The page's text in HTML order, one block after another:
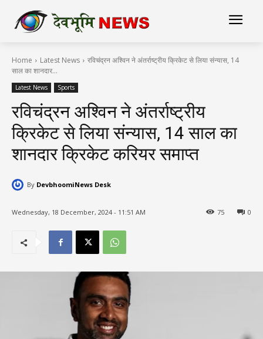
Home Latest News
रविचंद्रन अश्विन ने अंतर्राष्ट्रीय क्रिकेट से लिया संन्यास, 14
साल का शानदार...
Latest News Sports
रविचंद्रन अश्विन ने अंतर्राष्ट्रीय
क्रिकेट से लिया संन्यास, 14 साल का
शानदार क्रिकेट करियर समाप्त
By DevbhoomiNews Desk
Wednesday, 18 December, 2024 - 11:51 AM 0
75